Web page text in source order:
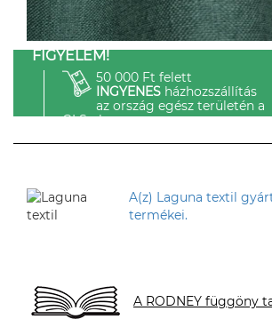
FIGYELEM!
50 000 Ft felett
INGYENESházhozszállítás
az ország egész területén a
GLS-el.
A(z) Laguna textil
termékei.
A RODNEY függöny